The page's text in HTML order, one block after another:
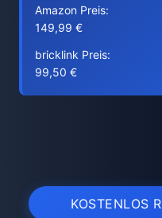
Amazon Preis:
149,99 €
bricklink Preis:
99,50 €
KOSTENLOS